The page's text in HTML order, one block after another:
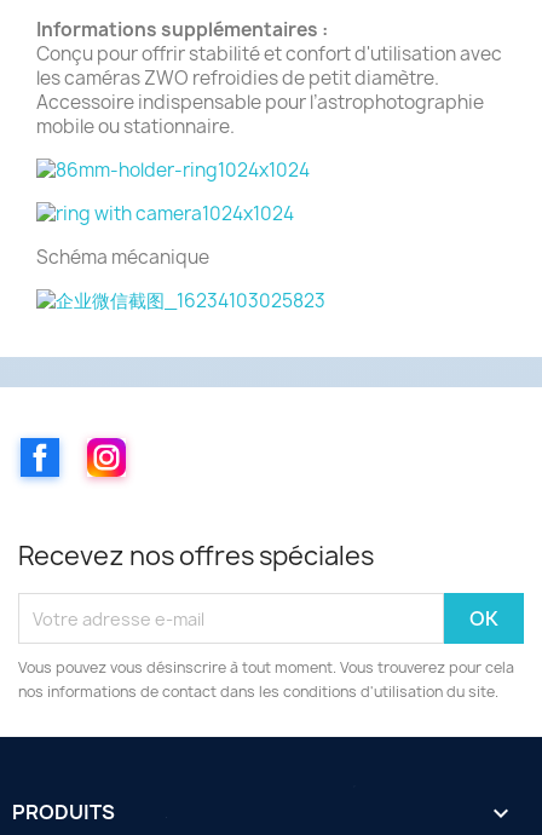
Informations supplémentaires :
Conçu pour offrir stabilité et confort d'utilisation avec
les caméras ZWO refroidies de petit diamètre.
Accessoire indispensable pour l’astrophotographie
mobile ou stationnaire.
Schéma mécanique
FacebookInstagram
Recevez nos offres spéciales
Vous pouvez vous désinscrire à tout moment. Vous trouverez pour cela
nos informations de contact dans les conditions d'utilisation du site.
PRODUITS 